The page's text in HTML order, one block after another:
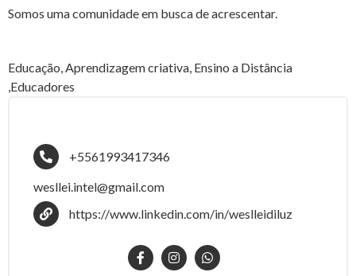
Somos uma comunidade em busca de acrescentar.
Educação, Aprendizagem criativa, Ensino a Distância
,Educadores
+5561993417346
wesllei.intel@gmail.com
https://www.linkedin.com/in/weslleidiluz